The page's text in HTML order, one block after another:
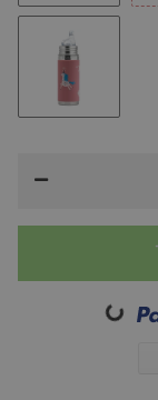
Aqua
Loading...